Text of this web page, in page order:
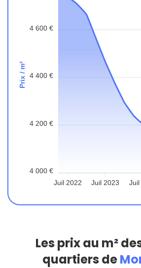
4 600 €
4 400 €
4 200 €
4 000 €
Prix / m²
Juil 2022 Juil 2023
Les prix au m²
quartiers de